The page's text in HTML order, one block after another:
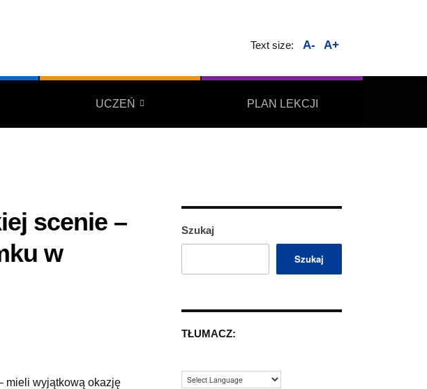
Text size: A- A+
UCZEŃ PLAN LEKCJI
scenie –
w
mieli wyjątkową okazję
Szukaj
Szukaj
TŁUMACZ: